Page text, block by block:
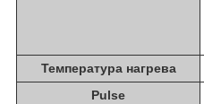
Температура нагрева
Pulse